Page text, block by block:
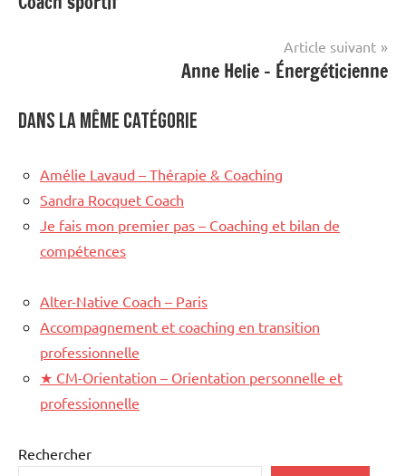
l’article
Article suivant
Anne Helie – Énergéticienne
Dans la même catégorie
Amélie Lavaud – Thérapie & Coaching
Sandra Rocquet Coach
Je fais mon premier pas – Coaching et bilan de
compétences
Alter-Native Coach – Paris
Accompagnement et coaching en transition
professionnelle
★ CM-Orientation – Orientation personnelle et
professionnelle
Rechercher